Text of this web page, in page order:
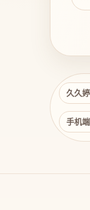
久久
手机